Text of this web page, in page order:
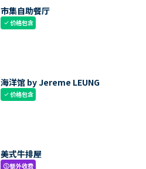
市集自助餐厅
check价格包含
海洋馆 by Jereme LEUNG
check价格包含
美式牛排屋
paid额外收费